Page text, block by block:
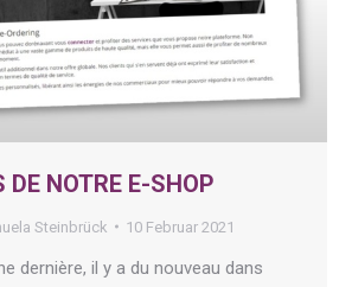
DE NOTRE E-SHOP
Steinbrück 10 Februar 2021
dernière, il y a du nouveau dans